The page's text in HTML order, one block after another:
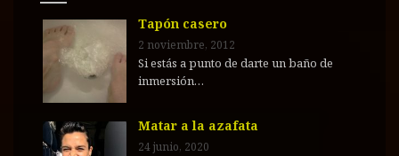
Tapón casero
2 noviembre, 2012
Si estás a punto de darte un baño de
inmersión…
Matar a la azafata
24 junio, 2020